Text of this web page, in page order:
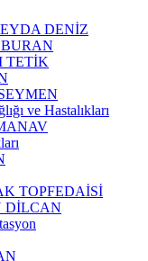
DENİZ
TETİK
ve Hastalıkları
TOPFEDAİSİ
DİLCAN